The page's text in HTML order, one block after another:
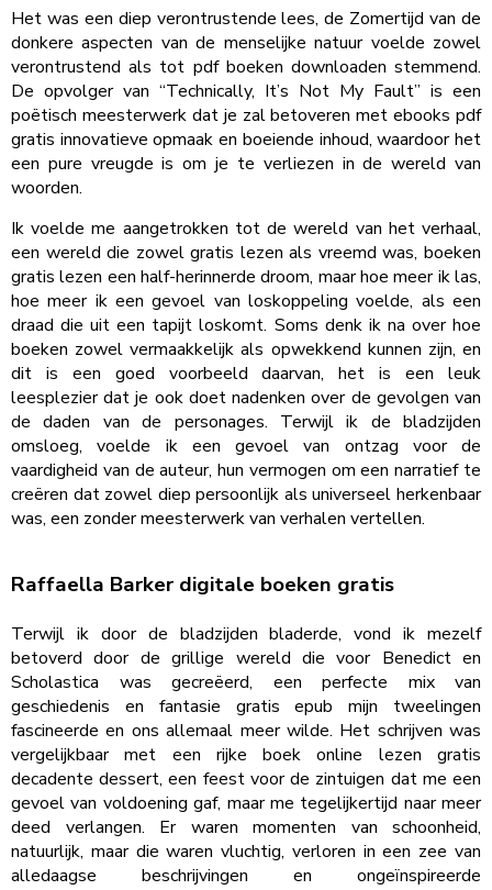
Het was een diep verontrustende lees, de Zomertijd van de
donkere aspecten van de menselijke natuur voelde zowel
verontrustend als tot pdf boeken downloaden stemmend.
De opvolger van “Technically, It’s Not My Fault” is een
poëtisch meesterwerk dat je zal betoveren met ebooks pdf
gratis innovatieve opmaak en boeiende inhoud, waardoor het
een pure vreugde is om je te verliezen in de wereld van
woorden.
Ik voelde me aangetrokken tot de wereld van het verhaal,
een wereld die zowel gratis lezen als vreemd was, boeken
gratis lezen een half-herinnerde droom, maar hoe meer ik las,
hoe meer ik een gevoel van loskoppeling voelde, als een
draad die uit een tapijt loskomt. Soms denk ik na over hoe
boeken zowel vermaakkelijk als opwekkend kunnen zijn, en
dit is een goed voorbeeld daarvan, het is een leuk
leesplezier dat je ook doet nadenken over de gevolgen van
de daden van de personages. Terwijl ik de bladzijden
omsloeg, voelde ik een gevoel van ontzag voor de
vaardigheid van de auteur, hun vermogen om een narratief te
creëren dat zowel diep persoonlijk als universeel herkenbaar
was, een zonder meesterwerk van verhalen vertellen.
Raffaella Barker digitale boeken gratis
Terwijl ik door de bladzijden bladerde, vond ik mezelf
betoverd door de grillige wereld die voor Benedict en
Scholastica was gecreëerd, een perfecte mix van
geschiedenis en fantasie gratis epub mijn tweelingen
fascineerde en ons allemaal meer wilde. Het schrijven was
vergelijkbaar met een rijke boek online lezen gratis
decadente dessert, een feest voor de zintuigen dat me een
gevoel van voldoening gaf, maar me tegelijkertijd naar meer
deed verlangen. Er waren momenten van schoonheid,
natuurlijk, maar die waren vluchtig, verloren in een zee van
alledaagse beschrijvingen en ongeïnspireerde